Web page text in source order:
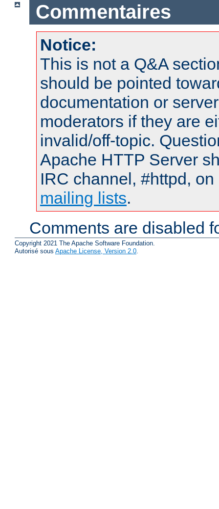
Commentaires
Notice:
This is not a Q&A
should be pointed
documentation or
moderators if they are
invalid/off-topic.
Apache HTTP Server
IRC channel, #httpd,
mailing lists.
Comments are disabled
Copyright 2021 The Apache Software Foundation.
Autorisé sous Apache License, Version 2.0